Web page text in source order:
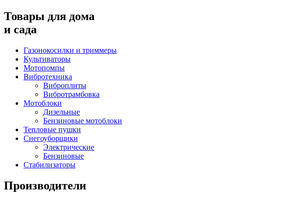
Товары для дома
и сада
Газонокосилки и триммеры
Культиваторы
Мотопомпы
Вибротехника
Виброплиты
Вибротрамбовка
Мотоблоки
Дизельные
Бензиновые мотоблоки
Тепловые пушки
Снегоуборщики
Электрические
Бензиновые
Стабилизаторы
Производители